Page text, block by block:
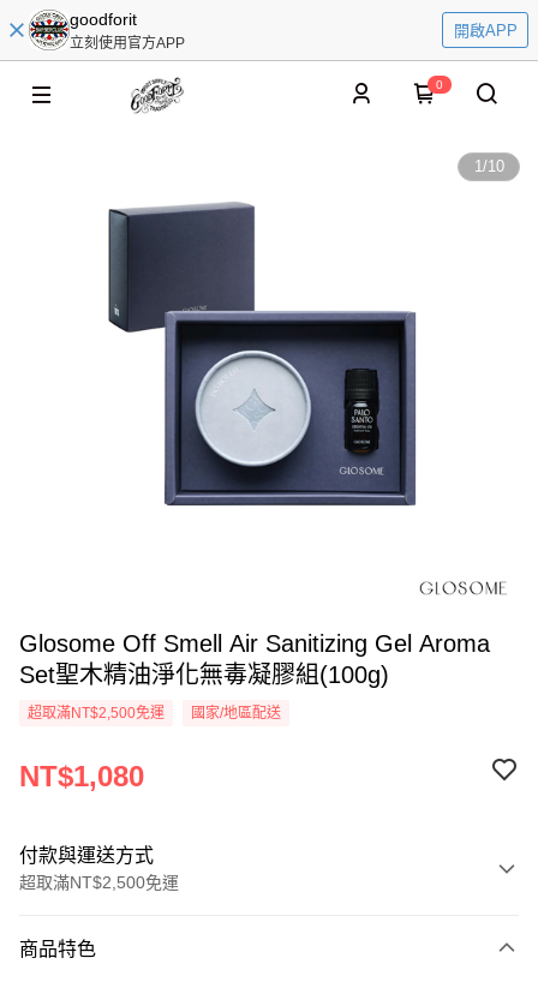
goodforit
立刻使用官方APP
開啟APP
0
1/10
Glosome Off Smell Air Sanitizing Gel Aroma
Set聖木精油淨化無毒凝膠組(100g)
超取滿NT$2,500免運 國家/地區配送
NT$1,080
付款與運送方式
超取滿NT$2,500免運
信用卡一次付款
商品特色